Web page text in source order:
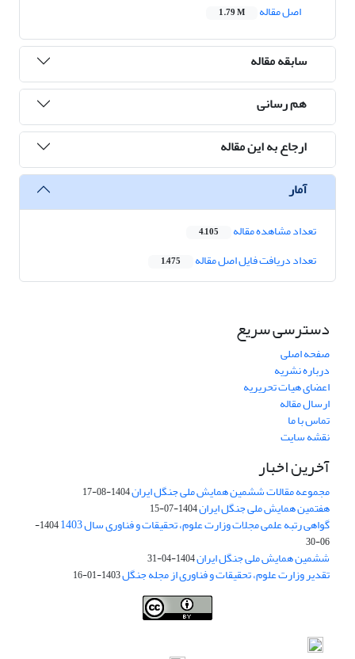
اصل مقاله
1.79 M
سابقه مقاله
هم رسانی
ارجاع به این مقاله
آمار
تعداد مشاهده مقاله 4,105
تعداد دریافت فایل اصل مقاله 1,475
دسترسی سریع
صفحه اصلی
درباره نشریه
اعضای هیات تحریریه
ارسال مقاله
تماس با ما
نقشه سایت
آخرین اخبار
مجموعه مقالات ششمین همایش ملی جنگل ایران1404-08-17
هفتمین همایش ملی جنگل ایران1404-07-15
گواهی رتبه علمی مجلات وزارت علوم، تحقیقات و فناوری سال 1403
1404-
06-30
ششمین همایش ملی جنگل ایران1404-04-31
تقدیر وزارت علوم، تحقیقات و فناوری از مجله جنگل1403-01-16